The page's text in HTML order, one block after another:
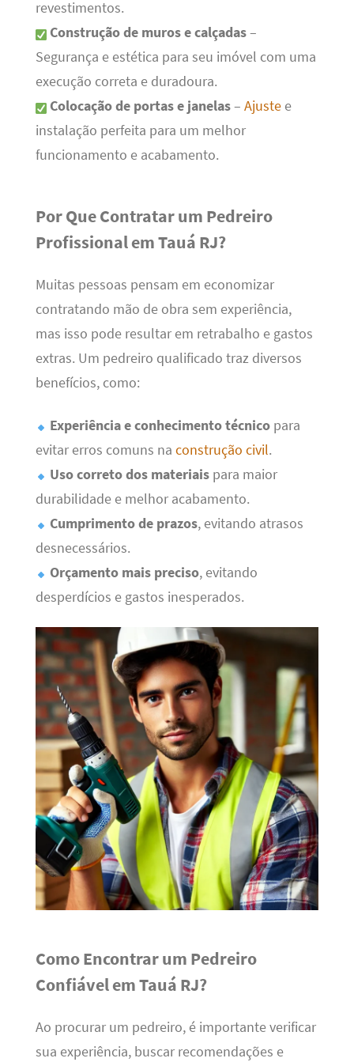
revestimentos.
Construção de muros e calçadas–
Segurança e estética para seu imóvel com uma
execução correta e duradoura.
Colocação de portas e janelas– Ajustee
instalação perfeita para um melhor
funcionamento e acabamento.
Por Que Contratar um Pedreiro
Profissional em Tauá RJ?
Muitas pessoas pensam em economizar
contratando mão de obra sem experiência,
mas isso pode resultar em retrabalho e gastos
extras. Um pedreiro qualificado traz diversos
benefícios, como:
Experiência e conhecimento técnicopara
evitar erros comuns na construção civil.
Uso correto dos materiaispara maior
durabilidade e melhor acabamento.
Cumprimento de prazos, evitando atrasos
desnecessários.
Orçamento mais preciso, evitando
desperdícios e gastos inesperados.
Como Encontrar um Pedreiro
Confiável em Tauá RJ?
Ao procurar um pedreiro, é importante verificar
sua experiência, buscar recomendações e